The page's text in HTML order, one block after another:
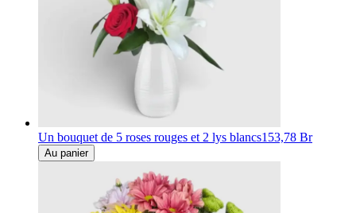
Un bouquet de 5 roses rouges et 2 lys blancs153,78 Br
Au panier